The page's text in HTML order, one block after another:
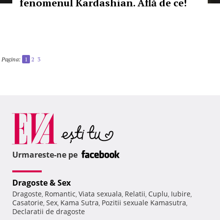
fenomenul Kardashian. Află de ce!
Pagina: 1 2 3
Urmareste-ne pe
Dragoste & Sex
Dragoste, Romantic, Viata sexuala, Relatii, Cuplu, Iubire,
Casatorie, Sex, Kama Sutra, Pozitii sexuale Kamasutra,
Declaratii de dragoste